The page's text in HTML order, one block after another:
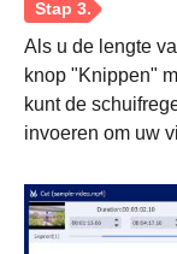
Als u de lengte
knop "Knippen"
kunt de
invoeren om uw